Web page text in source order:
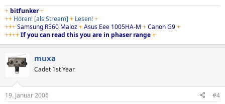
+ bitfunker+
++ Hören! [als Stream] + Lesen!+
+++Samsung R560 Maloz+Asus Eee 1005HA-M +Canon G9+
++++If you can read this you are in phaser range+
muxa
Cadet 1st Year
19. Januar 2006 #4